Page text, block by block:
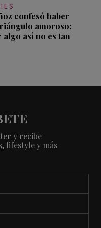
confesó haber
amoroso:
algo así no es tan
y recibe
lifestyle y más